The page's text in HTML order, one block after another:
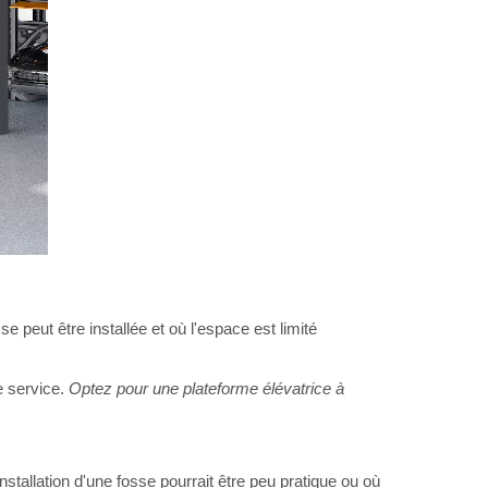
peut être installée et où l'espace est limité
service. Optez pour une plateforme élévatrice à
d'une fosse pourrait être peu pratique ou où